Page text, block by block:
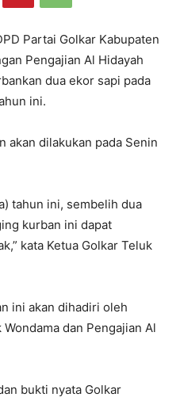
Partai Golkar Kabupaten
Pengajian Al Hidayah
dua ekor sapi pada
ini.
akan dilakukan pada Senin
tahun ini, sembelih dua
kurban ini dapat
kata Ketua Golkar Teluk
ini akan dihadiri oleh
dan Pengajian Al
bukti nyata Golkar